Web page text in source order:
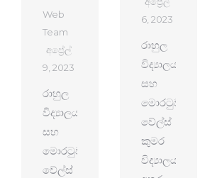
Web
Team
අප්‍රේල්
9, 2023
රාහුල
විද්‍යාලය
සහ
මොරටුව
වේල්ස්
6, 2023
රාහුල
විද්‍යාලය
සහ
මොරටුව
වේල්ස්
කුමර
විද්‍යාලය